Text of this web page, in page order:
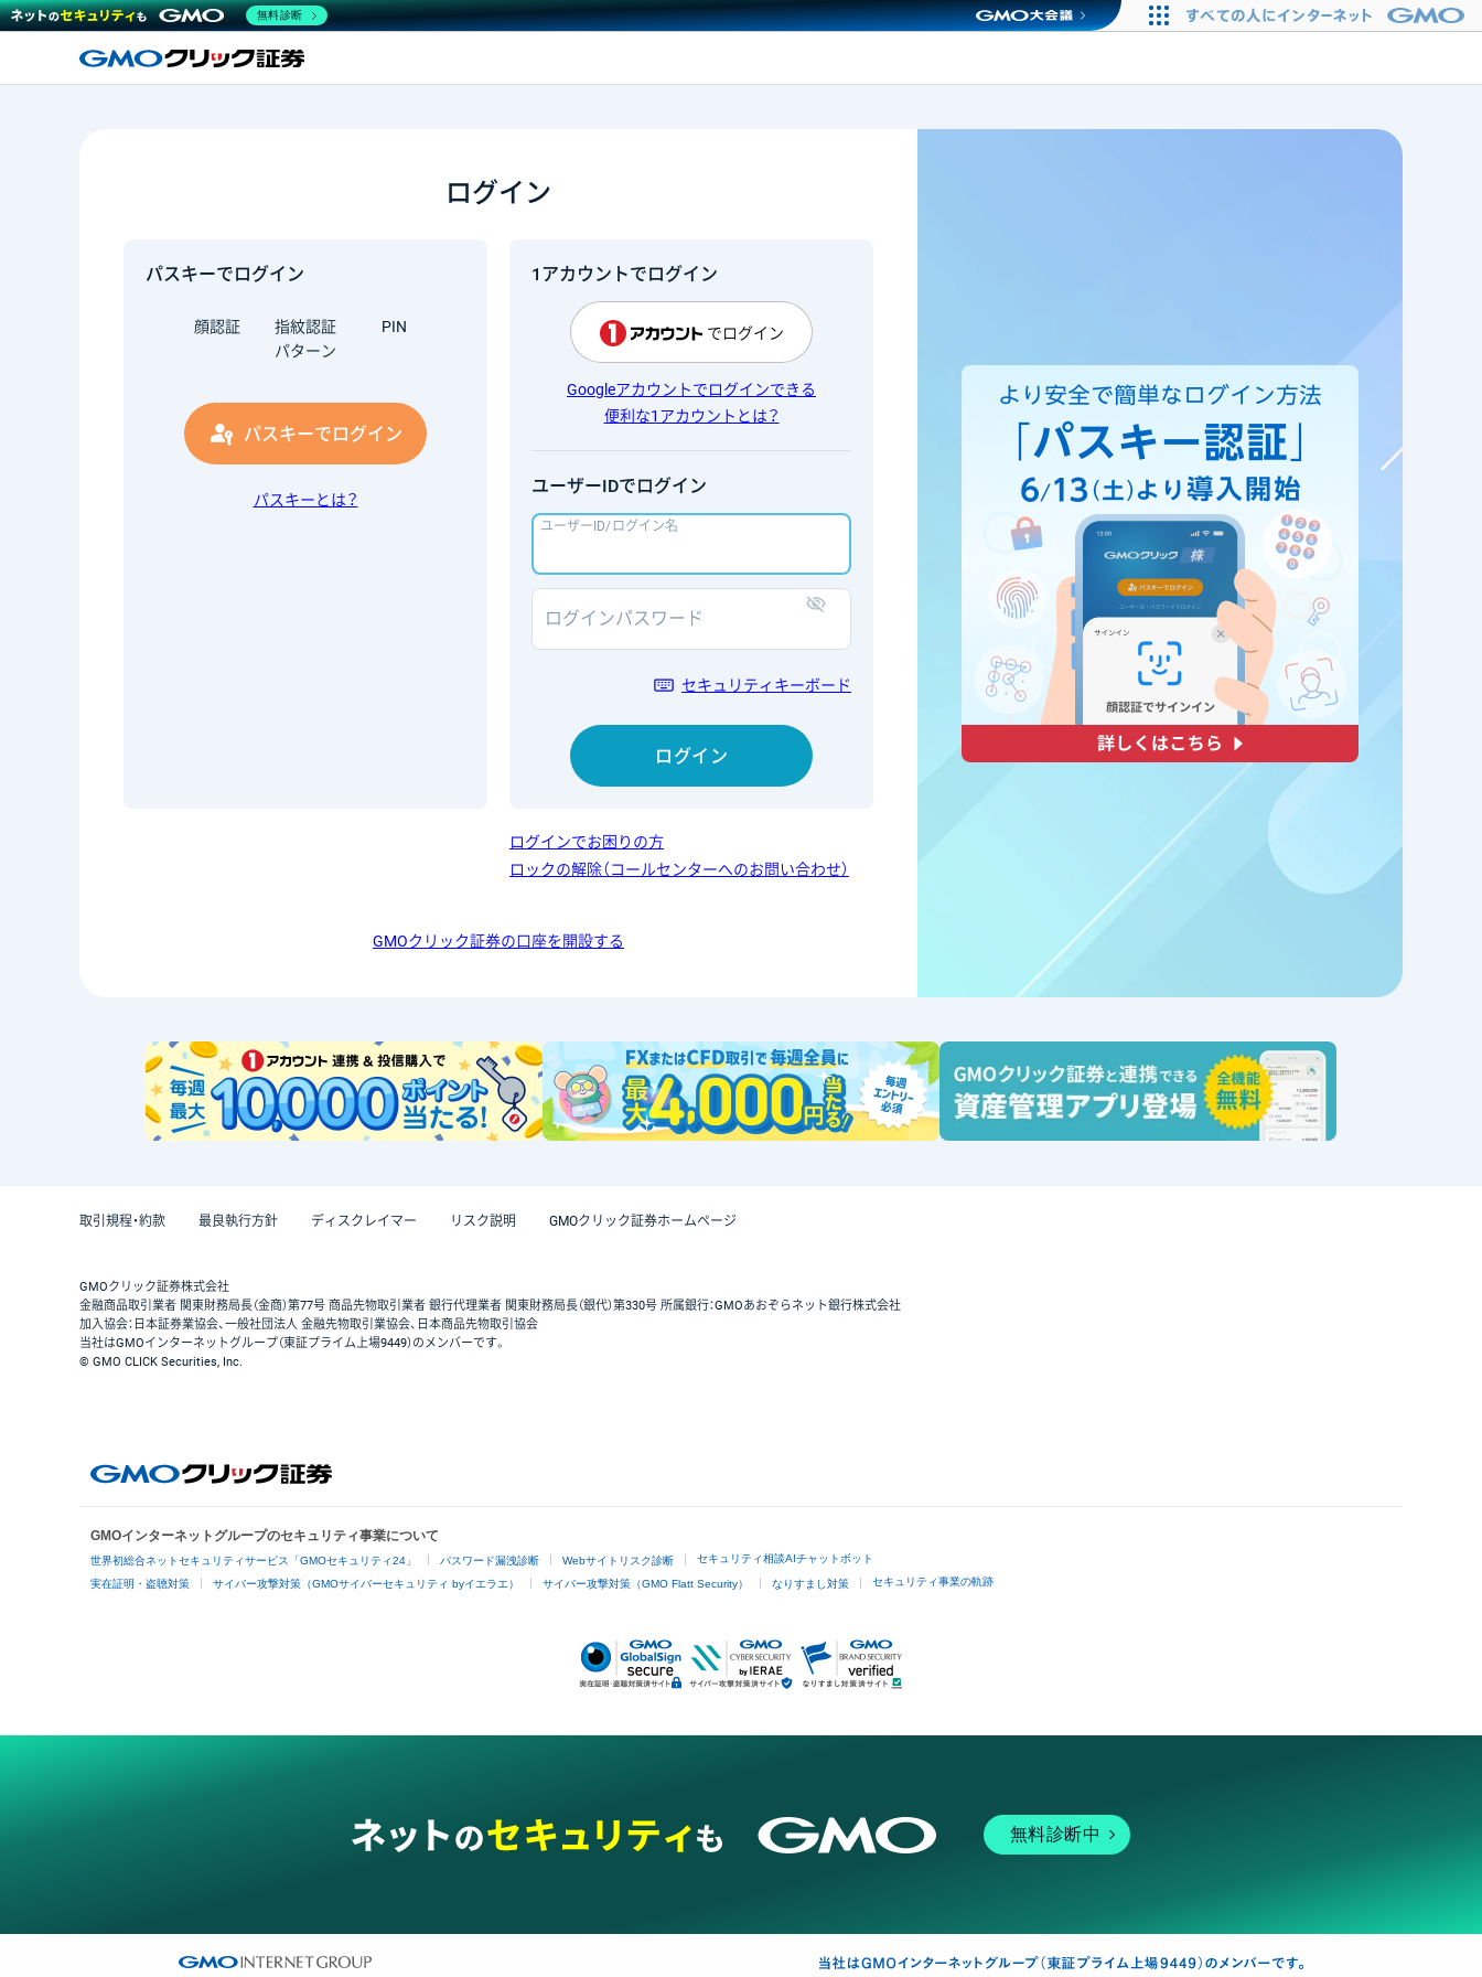
ログイン
パスキーでログイン
顔認証 指紋認証
PIN
パターン
パスキーでログイン
パスキーとは？
1アカウントでログイン
でログイン
Googleアカウントでログインできる
便利な1アカウントとは？
ユーザーIDでログイン
ユーザーID/ログイン名
ログインパスワード
セキュリティキーボード
ログイン
ログインでお困りの方
ロックの解除（コールセンターへのお問い合わせ）
GMOクリック証券の口座を開設する
取引規程・約款 最良執行方針 ディスクレイマー リスク説明 GMOクリック証券ホームページ
GMOクリック証券株式会社
金融商品取引業者 関東財務局長（金商）第77号 商品先物取引業者 銀行代理業者 関東財務局長（銀代）第330号 所属銀行：GMOあおぞらネット銀行株式会社
加入協会：日本証券業協会、一般社団法人 金融先物取引業協会、日本商品先物取引協会
当社はGMOインターネットグループ（東証プライム上場9449）のメンバーです。
© GMO CLICK Securities, Inc.
GMOインターネットグループのセキュリティ事業について
世界初総合ネットセキュリティサービス「GMOセキュリティ24」 パスワード漏洩診断 Webサイトリスク診断 セキュリティ相談AIチャットボット
実在証明・盗聴対策 サイバー攻撃対策（GMOサイバーセキュリティ byイエラエ） サイバー攻撃対策（GMO Flatt Security） なりすまし対策 セキュリティ事業の軌跡
無料診断中
無料診断